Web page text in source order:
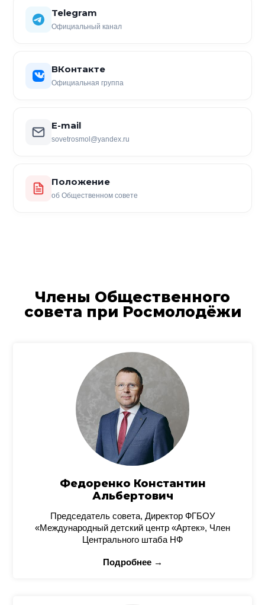
Telegram
Официальный канал
ВКонтакте
Официальная группа
E-mail
sovetrosmol@yandex.ru
Положение
об Общественном совете
Члены Общественного
совета при Росмолодёжи
Федоренко Константин
Альбертович
Председатель совета, Директор ФГБОУ
«Международный детский центр «Артек», Член
Центрального штаба НФ
Подробнее →